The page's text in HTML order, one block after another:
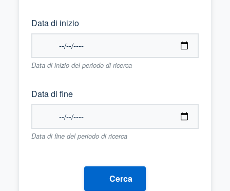
Data di inizio
Data di inizio del periodo di ricerca
Data di fine
Data di fine del periodo di ricerca
Cerca